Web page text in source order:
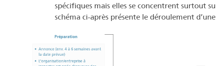
spécifiques mais elles se concentrent surtout
schéma ci-après présente le déroulement